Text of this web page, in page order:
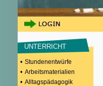
UNTERRICHT
• Stundenentwürfe
• Arbeitsmaterialien
• Alltagspädagogik